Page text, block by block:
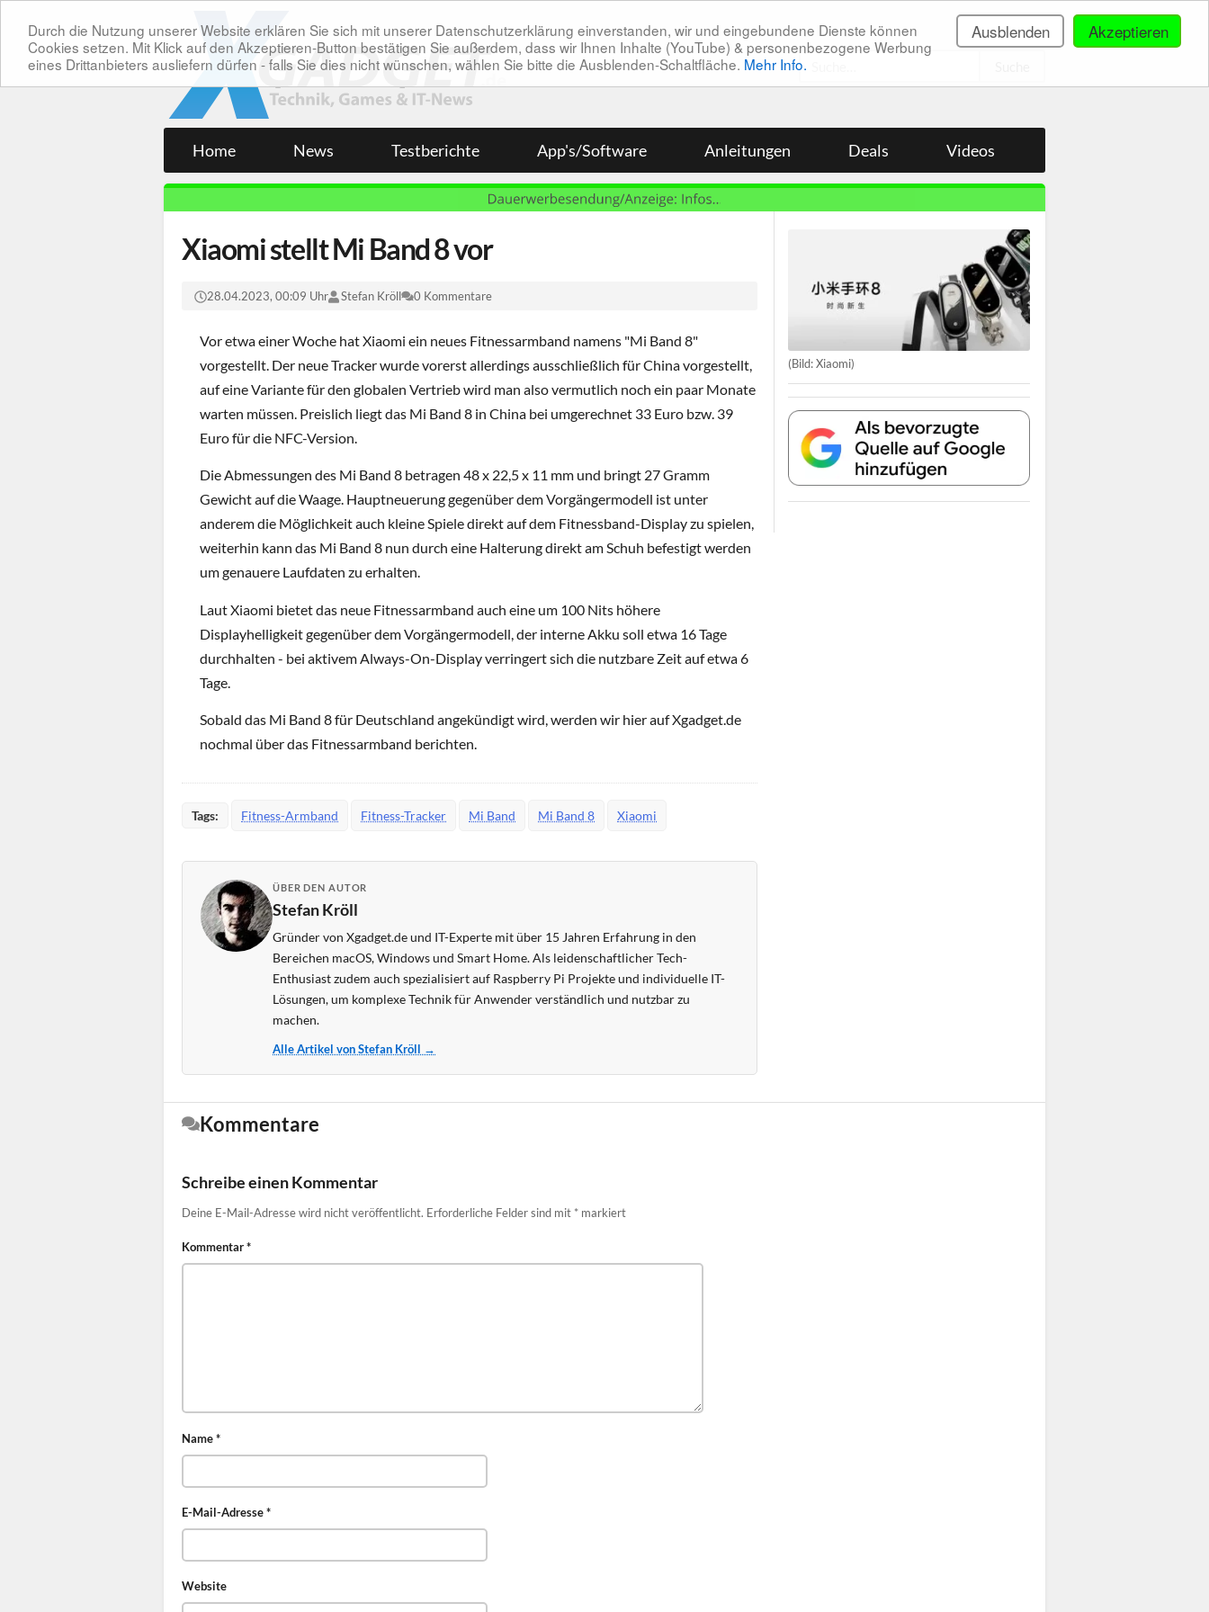
Akzeptieren
Ausblenden
Durch die Nutzung unserer Website erklären Sie sich mit unserer Datenschutzerklärung einverstanden, wir und eingebundene Dienste können
Cookies setzen. Mit Klick auf den Akzeptieren-Button bestätigen Sie außerdem, dass wir Ihnen Inhalte (YouTube) & personenbezogene Werbung
eines Drittanbieters ausliefern dürfen - falls Sie dies nicht wünschen, wählen Sie bitte die Ausblenden-Schaltfläche. Mehr Info.
Home News Testberichte App's/Software Anleitungen Deals Videos
Xiaomi stellt Mi Band 8 vor
28.04.2023, 00:09 Uhr Stefan Kröll 0 Kommentare
Vor etwa einer Woche hat Xiaomi ein neues Fitnessarmband namens "Mi Band 8"
vorgestellt. Der neue Tracker wurde vorerst allerdings ausschließlich für China vorgestellt,
auf eine Variante für den globalen Vertrieb wird man also vermutlich noch ein paar Monate
warten müssen. Preislich liegt das Mi Band 8 in China bei umgerechnet 33 Euro bzw. 39
Euro für die NFC-Version.
Die Abmessungen des Mi Band 8 betragen 48 x 22,5 x 11 mm und bringt 27 Gramm
Gewicht auf die Waage. Hauptneuerung gegenüber dem Vorgängermodell ist unter
anderem die Möglichkeit auch kleine Spiele direkt auf dem Fitnessband-Display zu spielen,
weiterhin kann das Mi Band 8 nun durch eine Halterung direkt am Schuh befestigt werden
um genauere Laufdaten zu erhalten.
Laut Xiaomi bietet das neue Fitnessarmband auch eine um 100 Nits höhere
Displayhelligkeit gegenüber dem Vorgängermodell, der interne Akku soll etwa 16 Tage
durchhalten - bei aktivem Always-On-Display verringert sich die nutzbare Zeit auf etwa 6
Tage.
Sobald das Mi Band 8 für Deutschland angekündigt wird, werden wir hier auf Xgadget.de
nochmal über das Fitnessarmband berichten.
Tags: Fitness-Armband Fitness-Tracker Mi Band Mi Band 8 Xiaomi
ÜBER DEN AUTOR
Stefan Kröll
Gründer von Xgadget.de und IT-Experte mit über 15 Jahren Erfahrung in den
Bereichen macOS, Windows und Smart Home. Als leidenschaftlicher Tech-
Enthusiast zudem auch spezialisiert auf Raspberry Pi Projekte und individuelle IT-
Lösungen, um komplexe Technik für Anwender verständlich und nutzbar zu
machen.
Alle Artikel von Stefan Kröll →
(Bild: Xiaomi)
Kommentare
Schreibe einen Kommentar
Deine E-Mail-Adresse wird nicht veröffentlicht. Erforderliche Felder sind mit * markiert
Kommentar*
Name*
E-Mail-Adresse*
Website